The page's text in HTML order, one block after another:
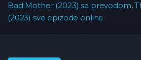
Bad Mother (2023) sa prevodom,
(2023) sve epizode online